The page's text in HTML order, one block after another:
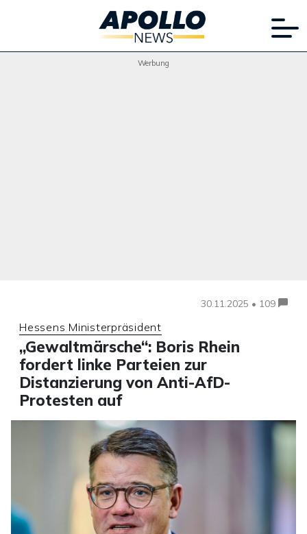
Werbung
30.11.2025 • 109
Hessens Ministerpräsident
„Gewaltmärsche“: Boris Rhein
fordert linke Parteien zur
Distanzierung von Anti-AfD-
Protesten auf